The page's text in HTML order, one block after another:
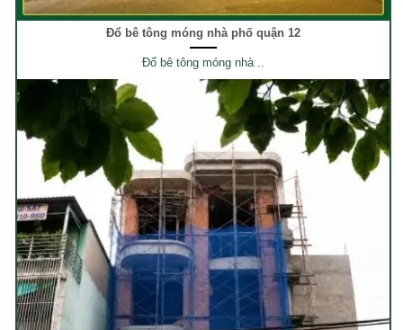
Đổ bê tông móng nhà phố quận 12
Đổ bê tông móng nhà ..